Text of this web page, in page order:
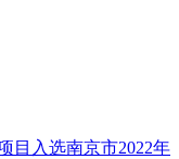
目入选南京市2022年